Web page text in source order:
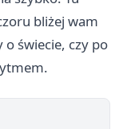
bliżej wam
świecie, czy po